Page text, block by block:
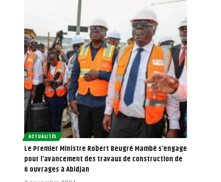
ACTUALITÉS
Le Premier Ministre Robert Beugré Mambé s’engage
pour l’avancement des travaux de construction de
6 ouvrages à Abidjan